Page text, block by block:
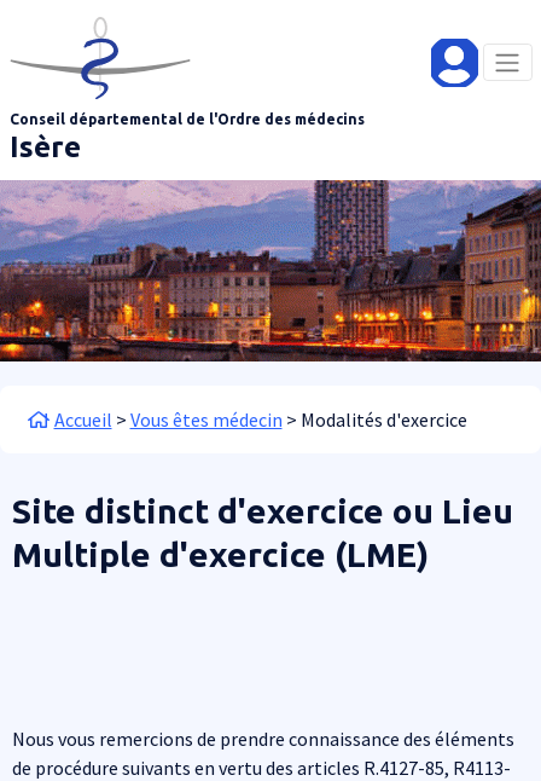
Aller au contenu principal
Conseil départemental de l'Ordre des médecins
Isère
Fil d'Ariane
Accueil Vous êtes médecin Modalités d'exercice
Site distinct d'exercice ou Lieu
Multiple d'exercice (LME)
Nous vous remercions de prendre connaissance des éléments
de procédure suivants en vertu des articles R.4127-85, R4113-
Panneau de gestion des cookies